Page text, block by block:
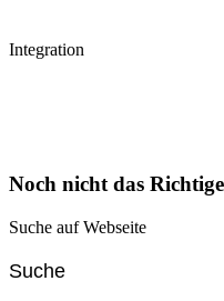
Integration
Noch nicht das
Suche auf Webseite